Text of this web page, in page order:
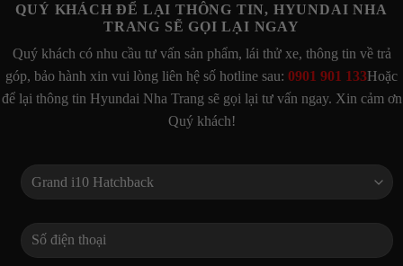
QUÝ KHÁCH ĐỂ LẠI THÔNG TIN, HYUNDAI NHA
TRANG SẼ GỌI LẠI NGAY
Quý khách có nhu cầu tư vấn sản phẩm, lái thử xe, thông tin về trả
góp, bảo hành xin vui lòng liên hệ số hotline sau: 0901 901 133Hoặc
để lại thông tin Hyundai Nha Trang sẽ gọi lại tư vấn ngay. Xin cảm ơn
Quý khách!